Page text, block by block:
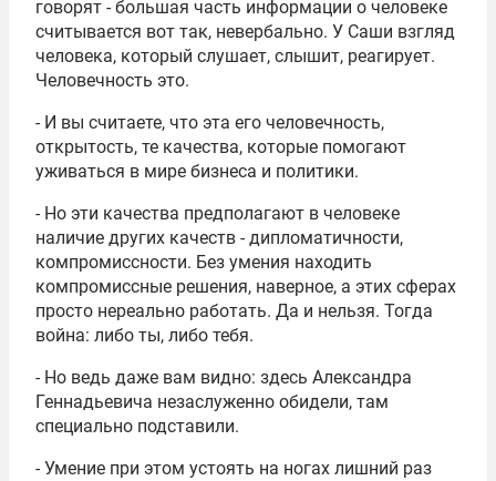
говорят - большая часть информации о человеке
считывается вот так, невербально. У Саши взгляд
человека, который слушает, слышит, реагирует.
Человечность это.
- И вы считаете, что эта его человечность,
открытость, те качества, которые помогают
уживаться в мире бизнеса и политики.
- Но эти качества предполагают в человеке
наличие других качеств - дипломатичности,
компромиссности. Без умения находить
компромиссные решения, наверное, а этих сферах
просто нереально работать. Да и нельзя. Тогда
война: либо ты, либо тебя.
- Но ведь даже вам видно: здесь Александра
Геннадьевича незаслуженно обидели, там
специально подставили.
- Умение при этом устоять на ногах лишний раз